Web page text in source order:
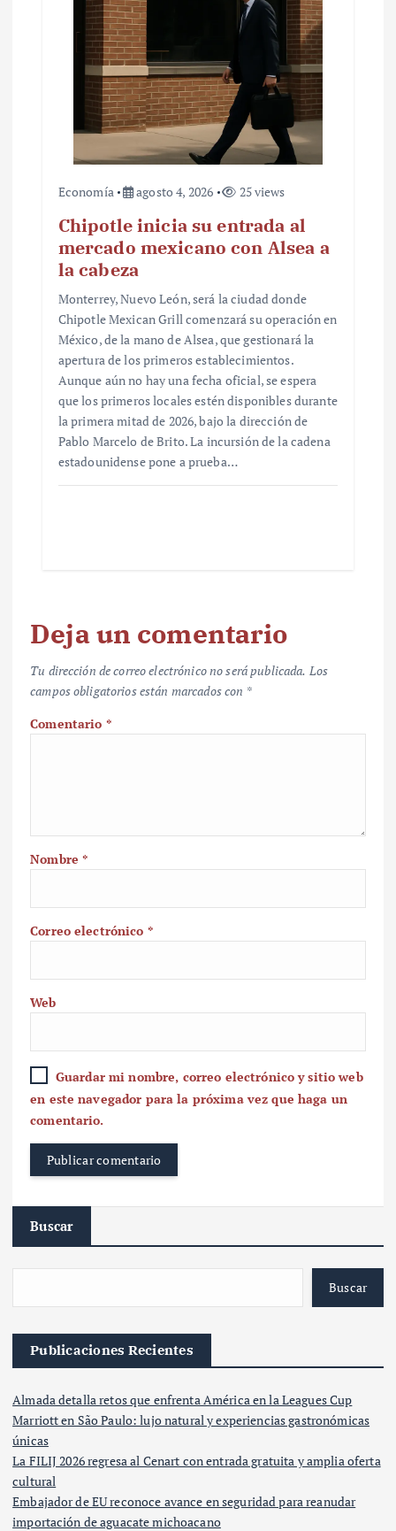
Economía agosto 4, 2026 25 views
Chipotle inicia su entrada al
mercado mexicano con Alsea a
la cabeza
Monterrey, Nuevo León, será la ciudad donde
Chipotle Mexican Grill comenzará su operación en
México, de la mano de Alsea, que gestionará la
apertura de los primeros establecimientos.
Aunque aún no hay una fecha oficial, se espera
que los primeros locales estén disponibles durante
la primera mitad de 2026, bajo la dirección de
Pablo Marcelo de Brito. La incursión de la cadena
estadounidense pone a prueba…
Deja un comentario
Tu dirección de correo electrónico no será publicada. Los
campos obligatorios están marcados con *
Comentario *
Nombre*
Correo electrónico *
Web
Guardar mi nombre, correo electrónico y sitio web
en este navegador para la próxima vez que haga un
comentario.
Buscar
Buscar
Publicaciones Recientes
Almada detalla retos que enfrenta América en la Leagues Cup
Marriott en São Paulo: lujo natural y experiencias gastronómicas
únicas
La FILIJ 2026 regresa al Cenart con entrada gratuita y amplia oferta
cultural
Embajador de EU reconoce avance en seguridad para reanudar
importación de aguacate michoacano